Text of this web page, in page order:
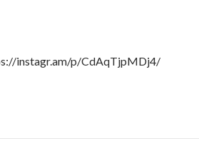
instagr.am/p/CdAqTjpMDj4/